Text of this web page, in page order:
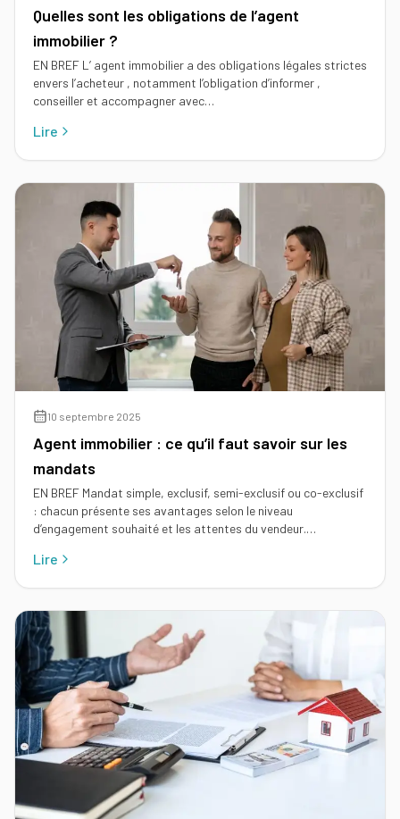
Quelles sont les obligations de l’agent
immobilier ?
EN BREF L’ agent immobilier a des obligations légales strictes
envers l’acheteur , notamment l’obligation d’informer ,
conseiller et accompagner avec…
Lire
10 septembre 2025
Agent immobilier : ce qu’il faut savoir sur les
mandats
EN BREF Mandat simple, exclusif, semi-exclusif ou co-exclusif
: chacun présente ses avantages selon le niveau
d’engagement souhaité et les attentes du vendeur.…
Lire